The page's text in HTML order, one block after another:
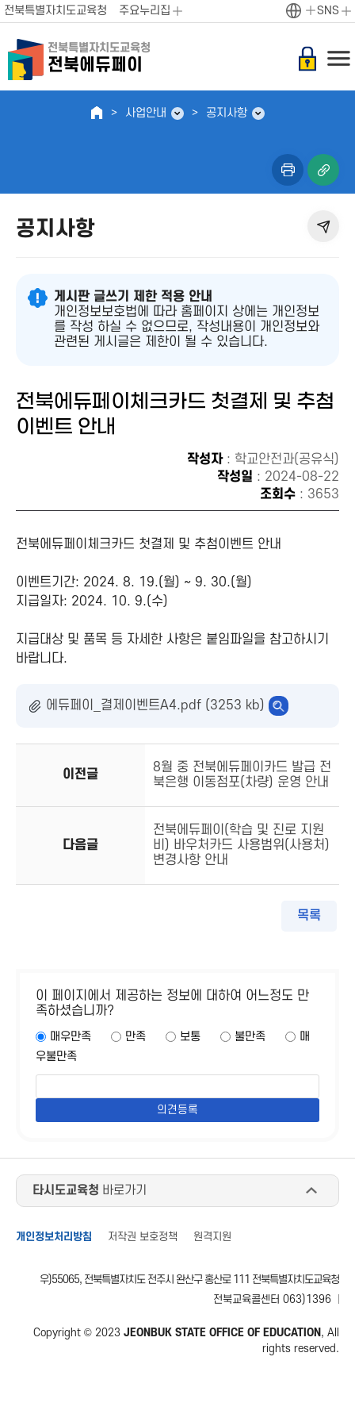
전북특별자치도교육청 주요누리집 SNS
전북특별자치도교육청
전북에듀페이
사업안내 공지사항
공지사항
게시판 글쓰기 제한 적용 안내
개인정보보호법에 따라 홈페이지 상에는 개인정보
를 작성 하실 수 없으므로, 작성내용이 개인정보와
관련된 게시글은 제한이 될 수 있습니다.
전북에듀페이체크카드 첫결제 및 추첨
이벤트 안내
작성자: 학교안전과(공유식)
작성일 : 2024-08-22
조회수 : 3653
전북에듀페이체크카드 첫결제 및 추첨이벤트 안내
이벤트기간: 2024. 8. 19.(월) ~ 9. 30.(월)
지급일자: 2024. 10. 9.(수)
지급대상 및 품목 등 자세한 사항은 붙임파일을 참고하시기
바랍니다.
에듀페이_결제이벤트A4.pdf (3253 kb)
이전글
8월 중 전북에듀페이카드 발급 전
북은행 이동점포(차량) 운영 안내
다음글
전북에듀페이(학습 및 진로 지원
비) 바우처카드 사용범위(사용처)
변경사항 안내
목록
이 페이지에서 제공하는 정보에 대하여 어느정도 만
족하셨습니까?
매우만족 만족 보통 불만족
매
우불만족
타시도교육청 바로가기
개인정보처리방침 저작권 보호정책 원격지원
우)55065, 전북특별자치도 전주시 완산구 홍산로 111 전북특별자치도교육청
전북교육콜센터 063)1396
Copyright © 2023 JEONBUK STATE OFFICE OF EDUCATION , All
rights reserved.